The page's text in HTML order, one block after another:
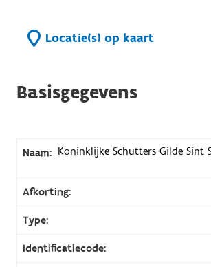
Locatie(s) op kaart
Basisgegevens
Naam: Koninklijke Schutters Gilde Sint
Afkorting:
Type:
Identificatiecode: